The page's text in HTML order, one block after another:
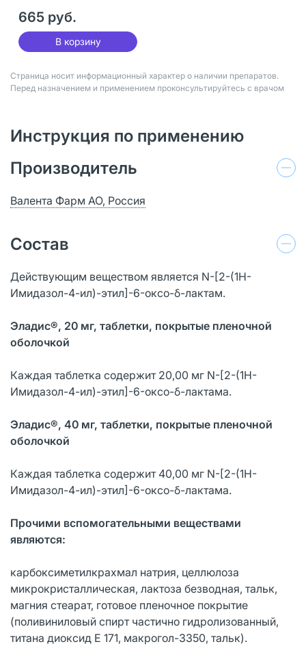
665 руб.
В корзину
Страница носит информационный характер о наличии препаратов.
Перед назначением и применением проконсультируйтесь с врачом
Инструкция по применению
Производитель
Валента Фарм АО, Россия
Состав
Действующим веществом является N-[2-(1H-
Имидазол-4-ил)-этил]-6-оксо-δ-лактам.
Эладис®, 20 мг, таблетки, покрытые пленочной
оболочкой
Каждая таблетка содержит 20,00 мг N-[2-(1H-
Имидазол-4-ил)-этил]-6-оксо-δ-лактама.
Эладис®, 40 мг, таблетки, покрытые пленочной
оболочкой
Каждая таблетка содержит 40,00 мг N-[2-(1H-
Имидазол-4-ил)-этил]-6-оксо-δ-лактама.
Прочими вспомогательными веществами
являются:
карбоксиметилкрахмал натрия, целлюлоза
микрокристаллическая, лактоза безводная, тальк,
магния стеарат, готовое пленочное покрытие
(поливиниловый спирт частично гидролизованный,
титана диоксид Е 171, макрогол-3350, тальк).